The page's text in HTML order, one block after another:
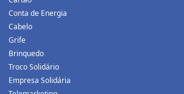
Conta de Energia
Cabelo
Grife
Brinquedo
Troco Solidário
Empresa Solidária